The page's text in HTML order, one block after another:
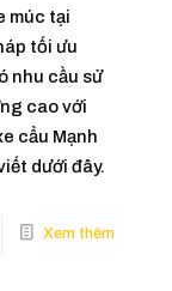
múc tại
tối ưu
nhu cầu sử
cao với
cẩu Mạnh
dưới đây.